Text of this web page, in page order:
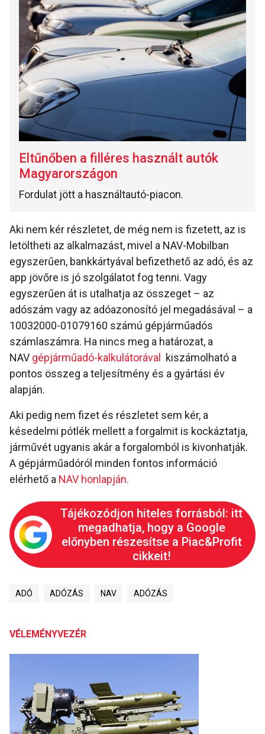
Eltűnőben a filléres használt autók
Magyarországon
Fordulat jött a használtautó-piacon.
Aki nem kér részletet, de még nem is fizetett, az is
letöltheti az alkalmazást, mivel a NAV-Mobilban
egyszerűen, bankkártyával befizethető az adó, és az
app jövőre is jó szolgálatot fog tenni. Vagy
egyszerűen át is utalhatja az összeget – az
adószám vagy az adóazonosító jel megadásával – a
10032000-01079160 számú gépjárműadós
számlaszámra. Ha nincs meg a határozat, a
NAV gépjárműadó-kalkulátorával
kiszámolható a
pontos összeg a teljesítmény és a gyártási év
alapján.
Aki pedig nem fizet és részletet sem kér, a
késedelmi pótlék mellett a forgalmit is kockáztatja,
járművét ugyanis akár a forgalomból is kivonhatják.
A gépjárműadóról minden fontos információ
elérhető a NAV honlapján.
Tájékozódjon hiteles forrásból: itt
megadhatja, hogy a Google
előnyben részesítse a Piac&Profit
cikkeit!
ADÓ ADÓZÁS NAV ADÓZÁS
VÉLEMÉNYVEZÉR